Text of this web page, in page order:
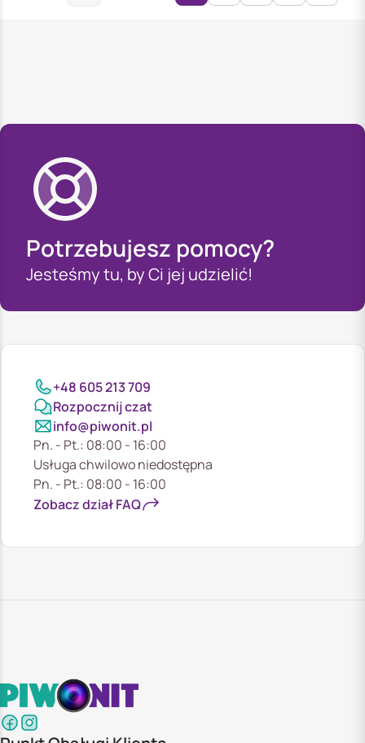
Potrzebujesz pomocy?
Jesteśmy tu, by Ci jej udzielić!
+48 605 213 709
Rozpocznij czat
info@piwonit.pl
Pn. - Pt.: 08:00 - 16:00
Usługa chwilowo niedostępna
Pn. - Pt.: 08:00 - 16:00
Zobacz dział FAQ